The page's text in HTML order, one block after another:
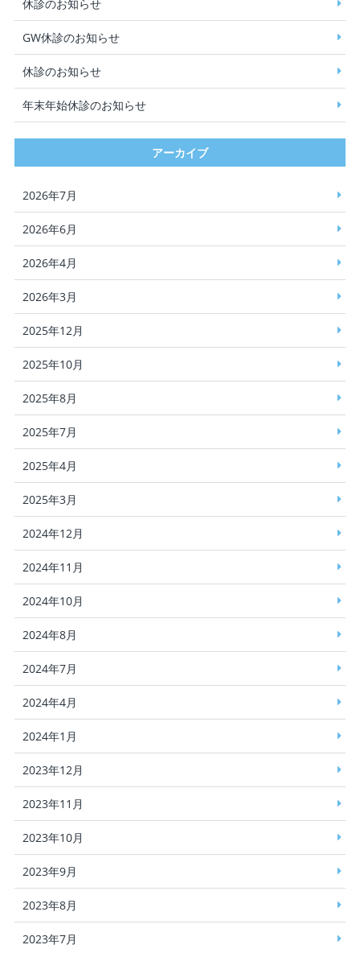
休診のお知らせ
GW休診のお知らせ
休診のお知らせ
年末年始休診のお知らせ
アーカイブ
2026年7月
2026年6月
2026年4月
2026年3月
2025年12月
2025年10月
2025年8月
2025年7月
2025年4月
2025年3月
2024年12月
2024年11月
2024年10月
2024年8月
2024年7月
2024年4月
2024年1月
2023年12月
2023年11月
2023年10月
2023年9月
2023年8月
2023年7月